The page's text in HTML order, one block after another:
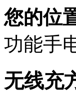
您的位
功能手
无线充